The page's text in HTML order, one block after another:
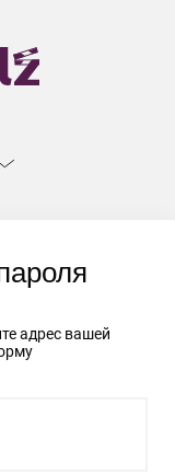
адрес вашей